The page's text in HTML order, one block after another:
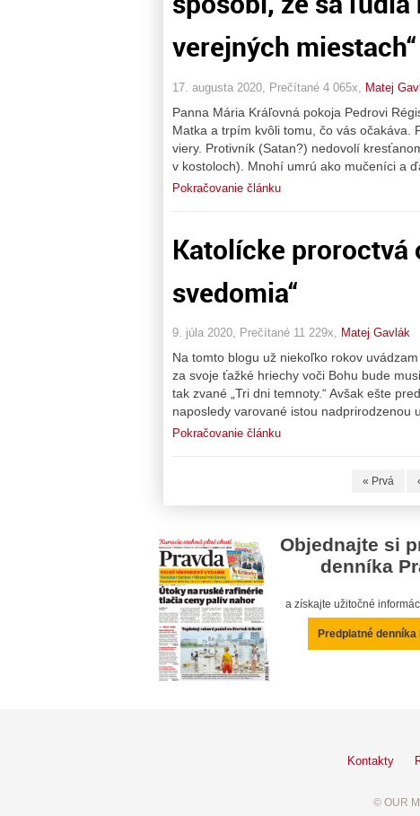
verejných miestach“
17. augusta 2020, Prečítané 4 065x, Matej
Panna Mária Kráľovná pokoja Pedrovi
Matka a trpím kvôli tomu, čo vás
viery. Protivník (Satan?) nedovolí
v kostoloch). Mnohí umrú ako mučeníci a
Pokračovanie článku
Katolícke proroctvá
svedomia“
9. júla 2020, Prečítané 11 229x, Matej Gavlák
Na tomto blogu už niekoľko rokov
za svoje ťažké hriechy voči Bohu bude
tak zvané „Tri dni temnoty.“ Avšak ešte
naposledy varované istou nadprirodzenou
Pokračovanie článku
« Prvá
Objednajte si
denníka
a získajte užitočné
Predplatné denníka
Kontakty
© OUR